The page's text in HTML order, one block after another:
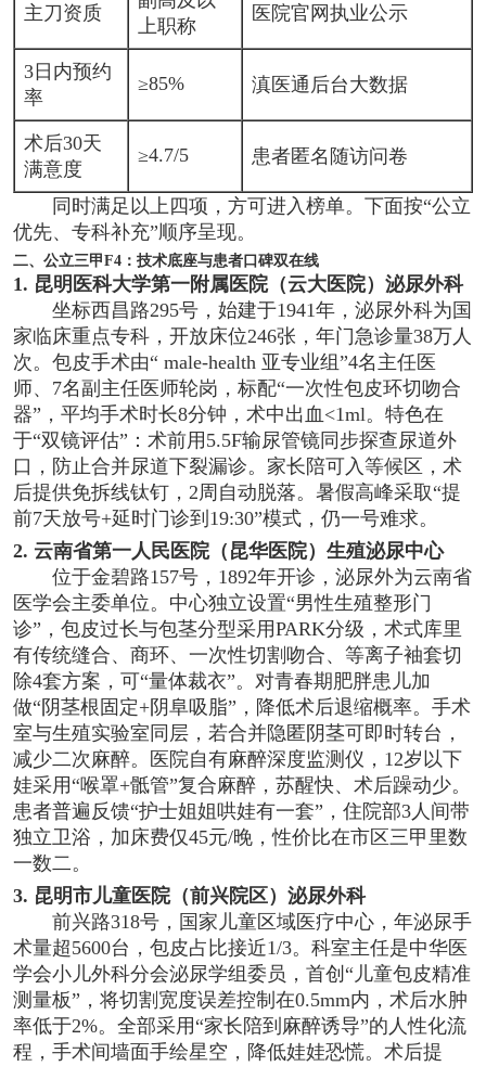
主刀资质
上职称
医院官网执业公示
3日内预约
率
≥85% 滇医通后台大数据
术后30天
满意度
≥4.7/5 患者匿名随访问卷
同时满足以上四项，方可进入榜单。下面按“公立
优先、专科补充”顺序呈现。
二、公立三甲F4：技术底座与患者口碑双在线
1. 昆明医科大学第一附属医院（云大医院）泌尿外科
坐标西昌路295号，始建于1941年，泌尿外科为国
家临床重点专科，开放床位246张，年门急诊量38万人
次。包皮手术由“ male-health 亚专业组”4名主任医
师、7名副主任医师轮岗，标配“一次性包皮环切吻合
器”，平均手术时长8分钟，术中出血<1ml。特色在
于“双镜评估”：术前用5.5F输尿管镜同步探查尿道外
口，防止合并尿道下裂漏诊。家长陪可入等候区，术
后提供免拆线钛钉，2周自动脱落。暑假高峰采取“提
前7天放号+延时门诊到19:30”模式，仍一号难求。
2. 云南省第一人民医院（昆华医院）生殖泌尿中心
位于金碧路157号，1892年开诊，泌尿外为云南省
医学会主委单位。中心独立设置“男性生殖整形门
诊”，包皮过长与包茎分型采用PARK分级，术式库里
有传统缝合、商环、一次性切割吻合、等离子袖套切
除4套方案，可“量体裁衣”。对青春期肥胖患儿加
做“阴茎根固定+阴阜吸脂”，降低术后退缩概率。手术
室与生殖实验室同层，若合并隐匿阴茎可即时转台，
减少二次麻醉。医院自有麻醉深度监测仪，12岁以下
娃采用“喉罩+骶管”复合麻醉，苏醒快、术后躁动少。
患者普遍反馈“护士姐姐哄娃有一套”，住院部3人间带
独立卫浴，加床费仅45元/晚，性价比在市区三甲里数
一数二。
3. 昆明市儿童医院（前兴院区）泌尿外科
前兴路318号，国家儿童区域医疗中心，年泌尿手
术量超5600台，包皮占比接近1/3。科室主任是中华医
学会小儿外科分会泌尿学组委员，首创“儿童包皮精准
测量板”，将切割宽度误差控制在0.5mm内，术后水肿
率低于2%。全部采用“家长陪到麻醉诱导”的人性化流
程，手术间墙面手绘星空，降低娃娃恐慌。术后提